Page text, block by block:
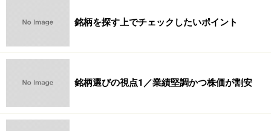
銘柄を探す上でチェックしたいポイント
銘柄選びの視点1／業績堅調かつ株価が割安